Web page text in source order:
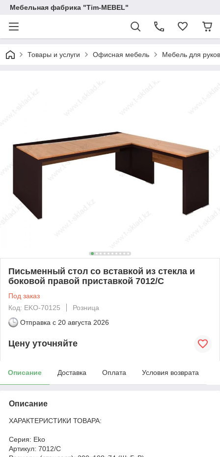
Мебельная фабрика "Tim-MEBEL"
Товары и услуги Офисная мебель Мебель для
Письменный стол со вставкой из стекла и
боковой правой приставкой 7012/С
Под заказ
Код: EKO-70125
Розница
Отправка с 20 августа 2026
Цену уточняйте
Описание Доставка Оплата Условия возврата
Описание
ХАРАКТЕРИСТИКИ ТОВАРА:
Серия: Eko
Артикул: 7012/С